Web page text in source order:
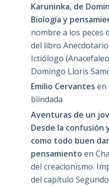
Karuninka, de
Biología y
nombre a los peces
del libro
Ictiólogo
Domingo Lloris
Emilio Cervantes en
blindada
Aventuras de un
Desde la confusión
como todo buen
pensamiento en
del creacionismo.
del capítulo